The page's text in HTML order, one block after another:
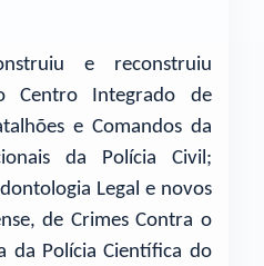
e reconstruiu
Centro Integrado de
e Comandos da
da Polícia Civil;
Legal e novos
de Crimes Contra o
da Polícia Científica do